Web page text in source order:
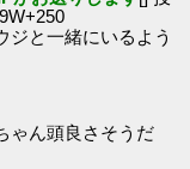
ジと一緒にいるよう
ゃん頭良さそうだ